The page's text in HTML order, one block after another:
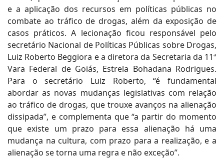
e a aplicação dos recursos em políticas públicas no
combate ao tráfico de drogas, além da exposição de
casos práticos. A lecionação ficou responsável pelo
secretário Nacional de Políticas Públicas sobre Drogas,
Luiz Roberto Beggiora e a diretora da Secretaria da 11ª
Vara Federal de Goiás, Estrela Bohadana Rodrigues.
Para o secretário Luiz Roberto, “é fundamental
abordar as novas mudanças legislativas com relação
ao tráfico de drogas, que trouxe avanços na alienação
dissipada”, e complementa que “a partir do momento
que existe um prazo para essa alienação há uma
mudança na cultura, com prazo para a realização, e a
alienação se torna uma regra e não exceção”.